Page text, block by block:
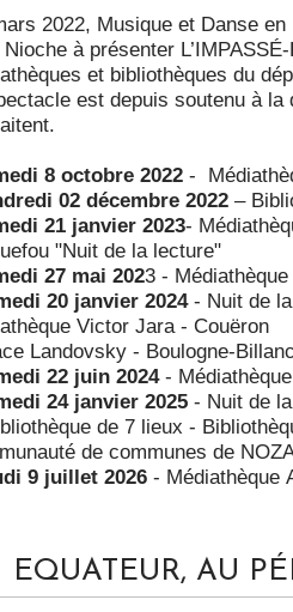
2022, Musique et Danse
à présenter
et bibliothèques du
est depuis soutenu à
8 octobre 2022 -
02 décembre 2022 –
21 janvier 2023-
"Nuit de la lecture"
27 mai 2023 -
20 janvier 2024- Nuit de
Victor Jara - Couëron
Landovsky - Boulogne-
22 juin 2024-
24 janvier 2025 - Nuit de
de 7 lieux -
de communes de
9 juillet 2026 - Médiathèque
EQUATEUR, AU